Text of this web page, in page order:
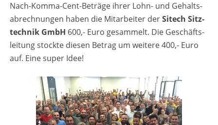
Nach-Komma-Cent-Be­trä­ge ihrer Lohn- und Ge­halts­
ab­rech­nun­gen haben die Mit­ar­bei­ter derSitech Sitz­
tech­nik GmbH 600,- Euro ge­sam­melt. Die Ge­schäfts­
lei­tung stock­te die­sen Be­trag um wei­te­re 400,- Euro
auf. Eine super Idee!